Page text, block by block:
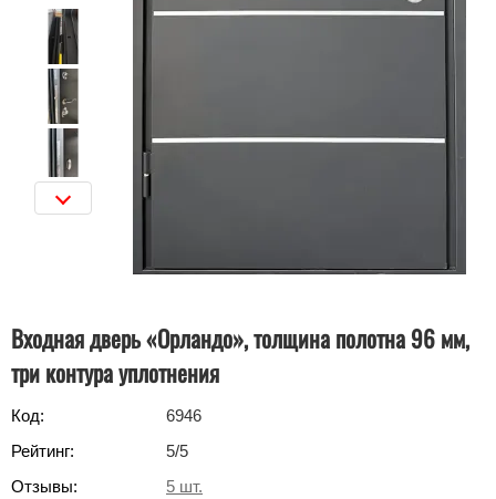
Входная дверь «Орландо», толщина полотна 96 мм,
три контура уплотнения
Код:
6946
Рейтинг:
5/5
Отзывы:
5 шт.